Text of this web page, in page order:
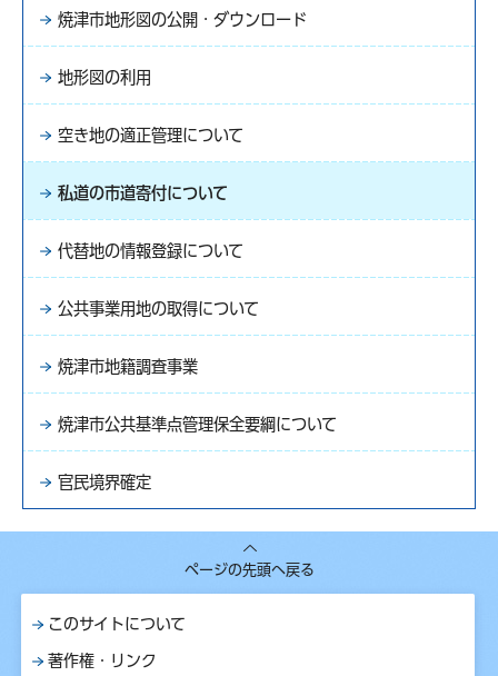
焼津市地形図の公開・ダウンロード
地形図の利用
空き地の適正管理について
私道の市道寄付について
代替地の情報登録について
公共事業用地の取得について
焼津市地籍調査事業
焼津市公共基準点管理保全要綱について
官民境界確定
ページの先頭へ戻る
このサイトについて
著作権・リンク